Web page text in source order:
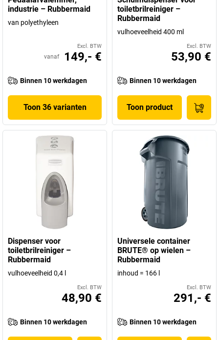
industrie – Rubbermaid
van polyethyleen
Excl. BTW
vanaf 149,- €
Binnen 10 werkdagen
Toon 36 varianten
toiletbrilreiniger –
Rubbermaid
vulhoeveelheid 400 ml
Excl. BTW
53,90 €
Binnen 10 werkdagen
Toon product
Dispenser voor
toiletbrilreiniger –
Rubbermaid
vulhoeveelheid 0,4 l
Excl. BTW
48,90 €
Binnen 10 werkdagen
Universele container
BRUTE® op wielen –
Rubbermaid
inhoud = 166 l
Excl. BTW
291,- €
Binnen 10 werkdagen